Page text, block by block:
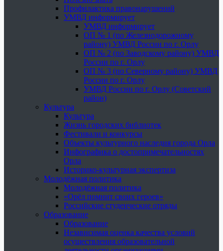
Профилактика правонарушений
УМВД информирует
УМВД информирует
ОП № 1 (по Железнодорожному
району) УМВД России по г. Орлу
ОП № 2 (по Заводскому району) УМВД
России по г. Орлу
ОП № 3 (по Северному району) УМВД
России по г. Орлу
УМВД России по г. Орлу (Советский
район)
Культура
Культура
Жизнь городских библиотек
Фестивали и конкурсы
Объекты культурного наследия города Орла
Инфографика о достопримечательностях
Орла
Историко-культурная экспертиза
Молодёжная политика
Молодёжная политика
«Орёл помнит своих героев»
Российские студенческие отряды
Образование
Образование
Независимая оценка качества условий
осуществления образовательной